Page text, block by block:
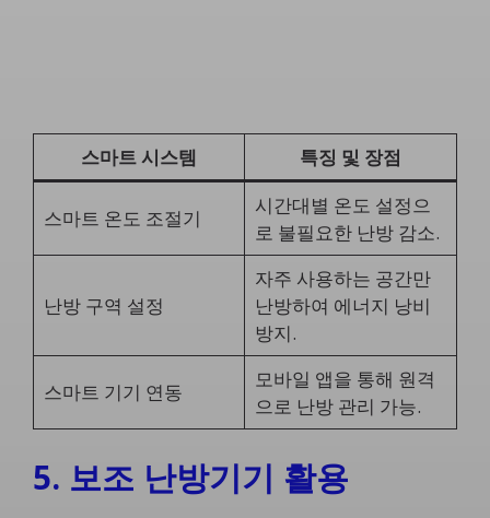
스마트 시스템 특징 및 장점
스마트 온도 조절기
시간대별 온도 설정으
로 불필요한 난방 감소.
난방 구역 설정
자주 사용하는 공간만
난방하여 에너지 낭비
방지.
스마트 기기 연동
모바일 앱을 통해 원격
으로 난방 관리 가능.
5. 보조 난방기기 활용